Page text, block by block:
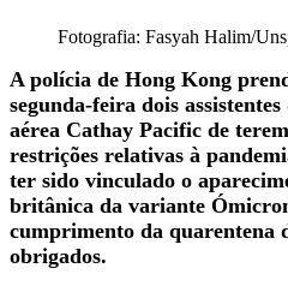
Fotografia: Fasyah Halim/
A polícia de Hong Kong
segunda-feira dois
aérea Cathay Pacific de
restrições relativas à
ter sido vinculado o
britânica da variante
cumprimento da quarentena
obrigados.